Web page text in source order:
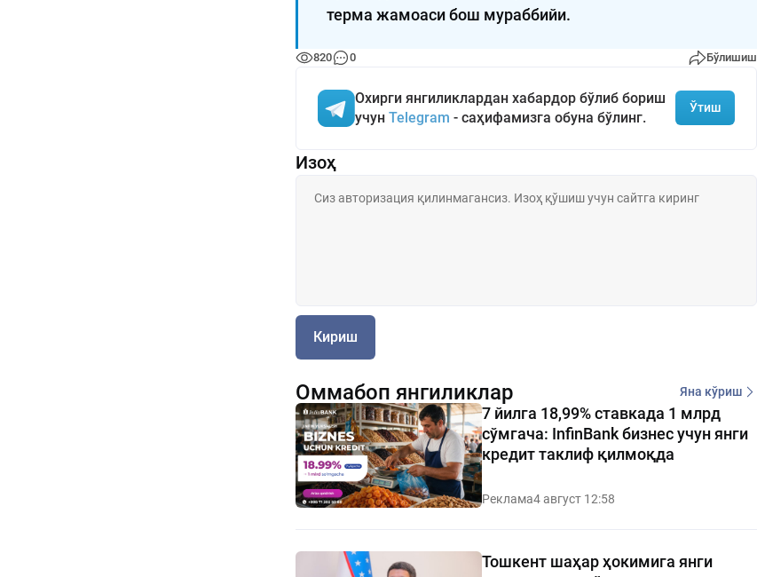
терма жамоаси бош мураббийи.
820 0 Бўлишиш
Охирги янгиликлардан хабардор бўлиб бориш
учун Telegram - саҳифамизга обуна бўлинг.
Ўтиш
Изоҳ
Кириш
Оммабоп янгиликлар Яна кўриш
7 йилга 18,99% ставкада 1 млрд
сўмгача: InfinBank бизнес учун янги
кредит таклиф қилмоқда
Реклама4 август 12:58
Тошкент шаҳар ҳокимига янги